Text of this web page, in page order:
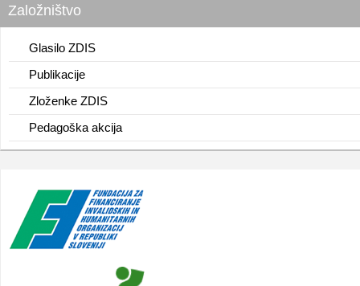
Založništvo
Glasilo ZDIS
Publikacije
Zloženke ZDIS
Pedagoška akcija